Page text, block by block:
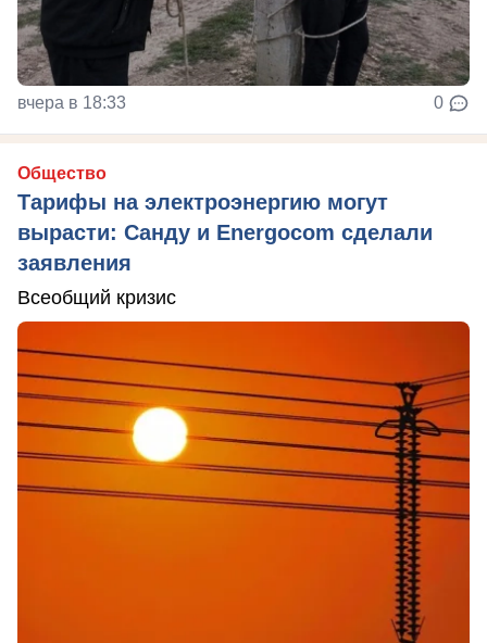
вчера в 18:33 0
Общество
Тарифы на электроэнергию могут
вырасти: Санду и Energocom сделали
заявления
Всеобщий кризис